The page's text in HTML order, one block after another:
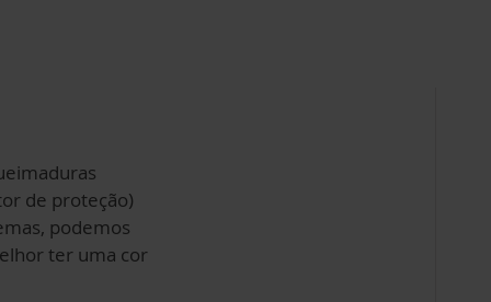
de proteção)
podemos
ter uma cor